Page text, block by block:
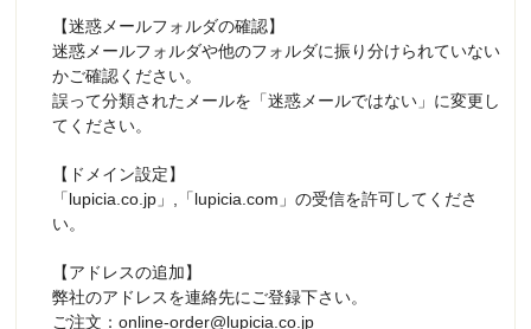
【迷惑メールフォルダの確認】
迷惑メールフォルダや他のフォルダに振り分けられていない
かご確認ください。
誤って分類されたメールを「迷惑メールではない」に変更し
てください。
【ドメイン設定】
「lupicia.co.jp」,「lupicia.com」の受信を許可してくださ
い。
【アドレスの追加】
弊社のアドレスを連絡先にご登録下さい。
ご注文：online-order@lupicia.co.jp